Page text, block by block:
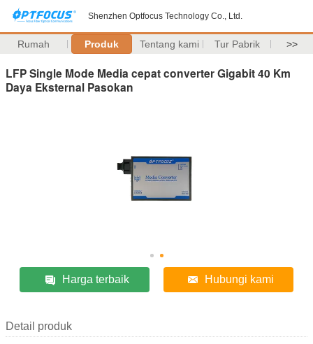
Shenzhen Optfocus Technology Co., Ltd.
Rumah Produk Tentang kami Tur Pabrik >>
LFP Single Mode Media cepat converter Gigabit 40 Km
Daya Eksternal Pasokan
Harga terbaik Hubungi kami
Detail produk